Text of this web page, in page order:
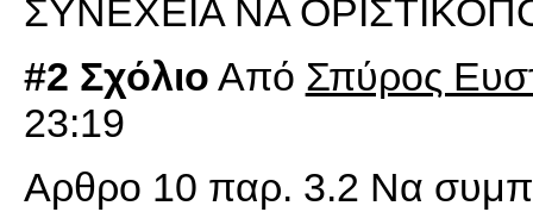
ΣΥΝΕΧΕΙΑ ΝΑ
#2 Σχόλιο Από Σπύρος
23:19
Αρθρο 10 παρ. 3.2 Να